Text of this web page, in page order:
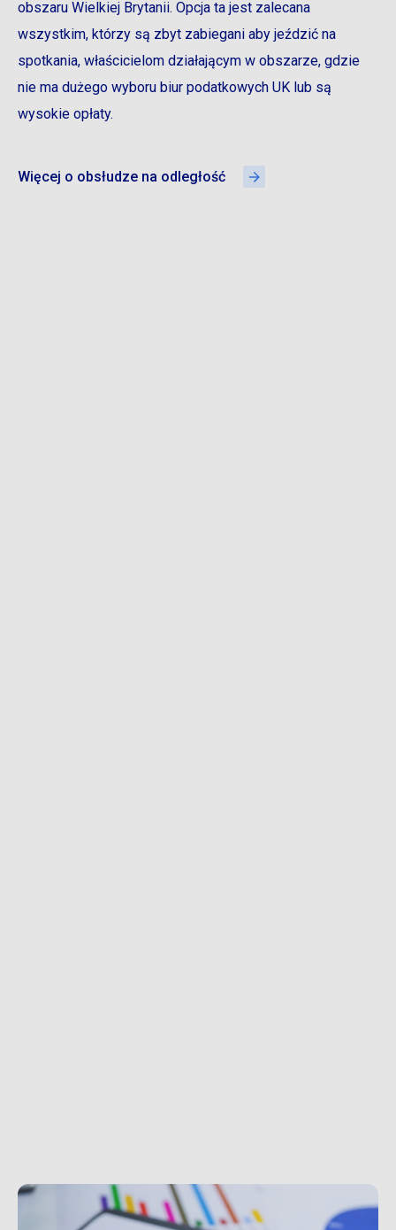
obszaru Wielkiej Brytanii. Opcja ta jest zalecana
wszystkim, którzy są zbyt zabiegani aby jeździć na
spotkania, właścicielom działającym w obszarze, gdzie
nie ma dużego wyboru biur podatkowych UK lub są
wysokie opłaty.
Więcej o obsłudze na odległość